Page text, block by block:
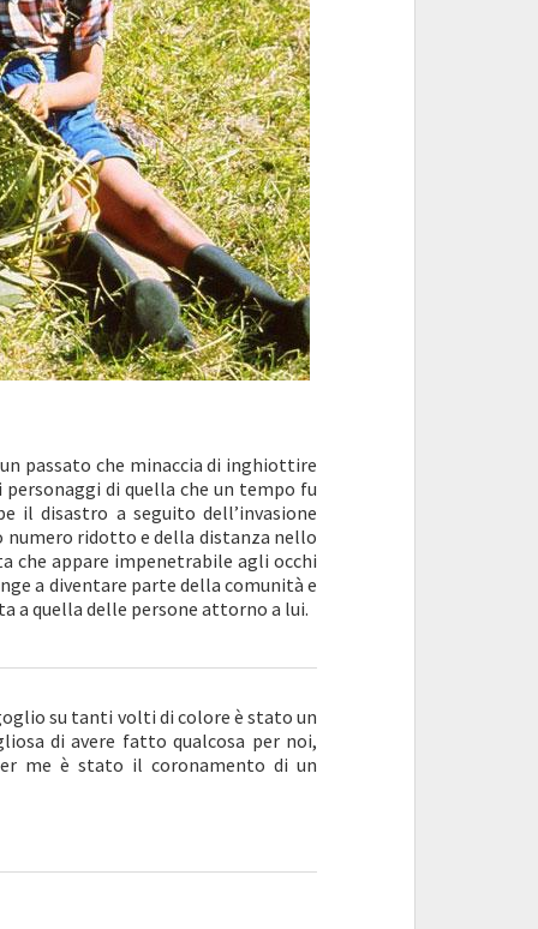
passato che minaccia di inghiottire
di quella che un tempo fu
il disastro a seguito dell’invasione
numero ridotto e della distanza nello
che appare impenetrabile agli occhi
a diventare parte della comunità e
a quella delle persone attorno a lui.
su tanti volti di colore è stato un
di avere fatto qualcosa per noi,
me è stato il coronamento di un